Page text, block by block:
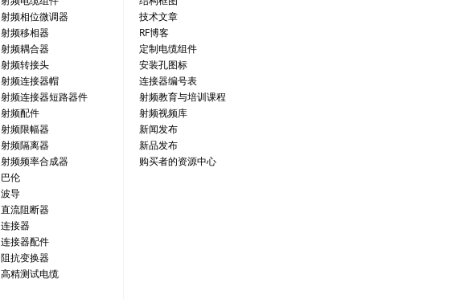
射频相位微调器
射频移相器
射频耦合器
射频转接头
射频连接器帽
射频连接器短路器件
射频配件
射频限幅器
射频隔离器
射频频率合成器
巴伦
波导
直流阻断器
连接器
连接器配件
阻抗变换器
高精测试电缆
技术文章
RF博客
定制电缆组件
安装孔图标
连接器编号表
射频教育与培训课程
射频视频库
新闻发布
新品发布
购买者的资源中心